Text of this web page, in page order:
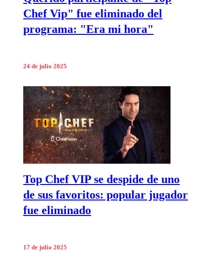
Chef Vip" fue eliminado del
programa: "Era mi hora"
24 de julio 2025
Top Chef VIP se despide de uno
de sus favoritos: popular jugador
fue eliminado
17 de julio 2025